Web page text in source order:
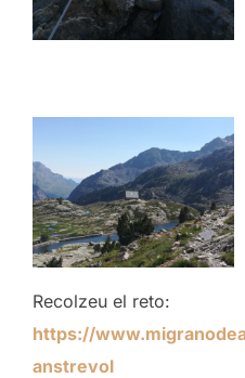
Recolzeu el reto:
https://
anstrevol